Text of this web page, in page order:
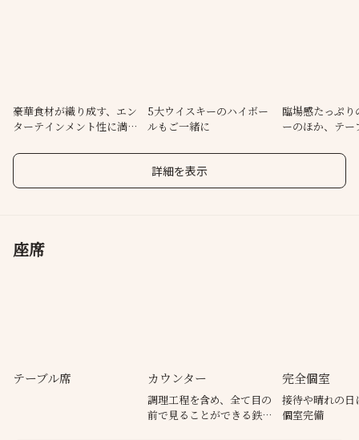
豪華食材が織り成す、エン
ターテインメント性に満ち
5大ウイスキーのハイボー
ルもご一緒に
臨場感たっぷり
ーのほか、テー
詳細を表示
座席
テーブル席 カウンター
調理工程を含め、全て目の
前で見ることができる鉄板
完全個室
接待や晴れの日
個室完備